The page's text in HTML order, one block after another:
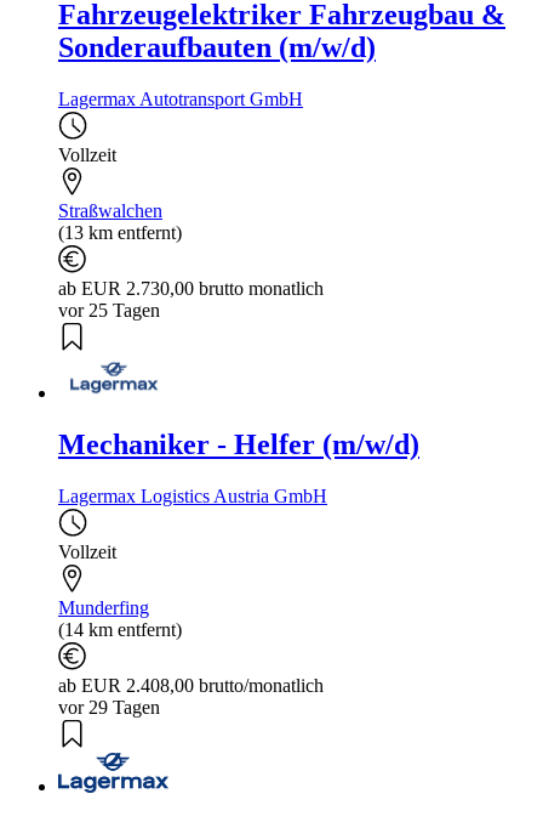
Fahrzeugelektriker Fahrzeugbau &
Sonderaufbauten (m/w/d)
Lagermax Autotransport GmbH
Vollzeit
Straßwalchen
(13 km entfernt)
ab EUR 2.730,00 brutto monatlich
vor 25 Tagen
Mechaniker - Helfer (m/w/d)
Lagermax Logistics Austria GmbH
Vollzeit
Munderfing
(14 km entfernt)
ab EUR 2.408,00 brutto/monatlich
vor 29 Tagen